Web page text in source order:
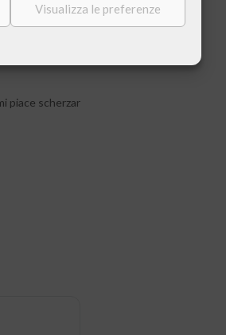
Visualizza le preferenze
è che tale
Tipo:
piace scherzar